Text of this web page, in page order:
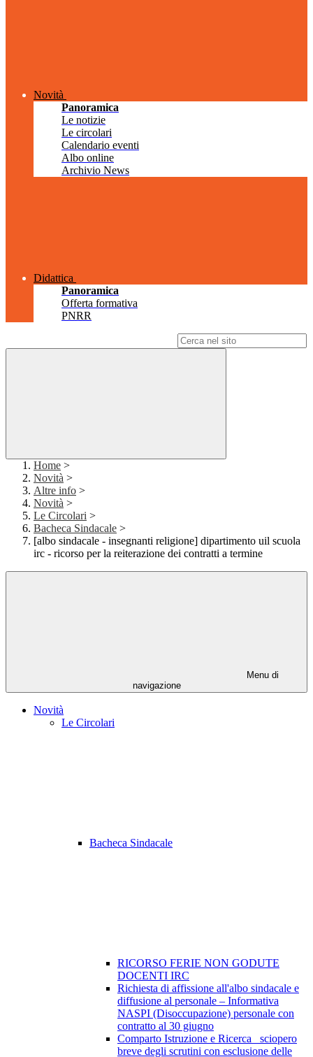
Novità
Panoramica
Le notizie
Le circolari
Calendario eventi
Albo online
Archivio News
Didattica
Panoramica
Offerta formativa
PNRR
Home >
Novità >
Altre info >
Novità >
Le Circolari >
Bacheca Sindacale >
[albo sindacale - insegnanti religione] dipartimento uil scuola
irc - ricorso per la reiterazione dei contratti a termine
Menu di
navigazione
Novità
Le Circolari
Bacheca Sindacale
RICORSO FERIE NON GODUTE
DOCENTI IRC
Richiesta di affissione all'albo sindacale e
diffusione al personale – Informativa
NASPI (Disoccupazione) personale con
contratto al 30 giugno
Comparto Istruzione e Ricerca_ sciopero
breve degli scrutini con esclusione delle